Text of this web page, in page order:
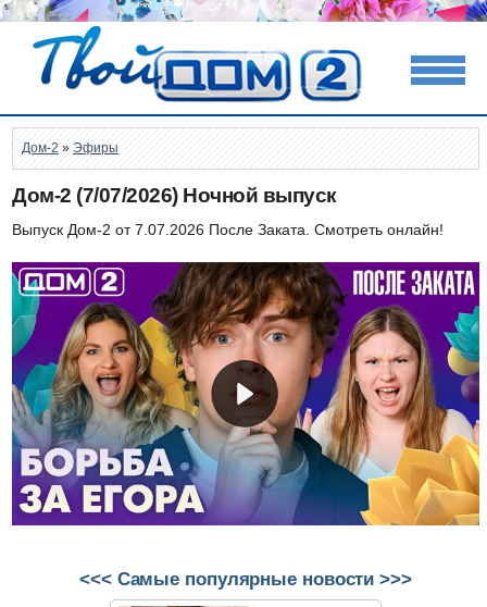
Дом-2 » Эфиры
Дом-2 (7/07/2026) Ночной выпуск
Выпуск Дом-2 от 7.07.2026 После Заката. Смотреть онлайн!
<<< Самые популярные новости >>>